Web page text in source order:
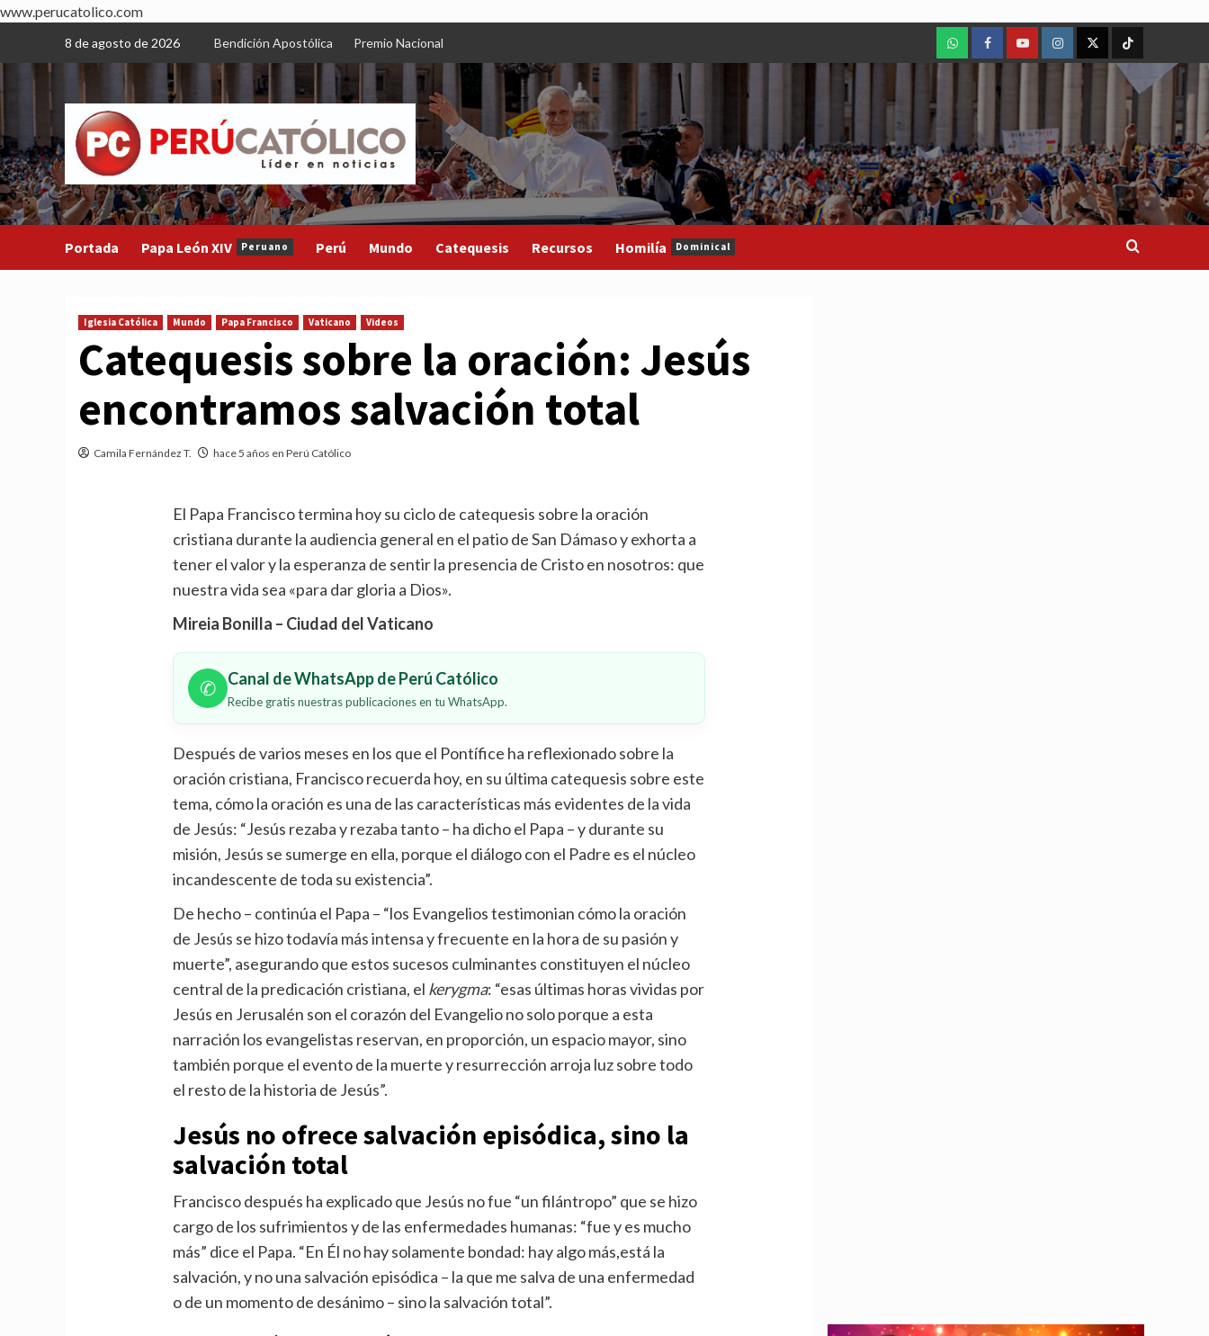
www.perucatolico.com
content
8 de agosto de 2026 Bendición Apostólica Premio Nacional
WhatsAppFacebookYoutubeInstagram
X TikTok
Portada Papa León XIV Peruano Perú Mundo Catequesis Recursos Homilía Dominical
Iglesia Católica Mundo Papa Francisco Vaticano Videos
Catequesis sobre la oración: Jesús
encontramos salvación total
Camila Fernández T. hace 5 años en Perú Católico
El Papa Francisco termina hoy su ciclo de catequesis sobre la oración
cristiana durante la audiencia general en el patio de San Dámaso y exhorta a
tener el valor y la esperanza de sentir la presencia de Cristo en nosotros: que
nuestra vida sea «para dar gloria a Dios».
Mireia Bonilla – Ciudad del Vaticano
✆ Canal de WhatsApp de Perú Católico
Recibe gratis nuestras publicaciones en tu WhatsApp.
Después de varios meses en los que el Pontífice ha reflexionado sobre la
oración cristiana, Francisco recuerda hoy, en su última catequesis sobre este
tema, cómo la oración es una de las características más evidentes de la vida
de Jesús: “Jesús rezaba y rezaba tanto – ha dicho el Papa – y durante su
misión, Jesús se sumerge en ella, porque el diálogo con el Padre es el núcleo
incandescente de toda su existencia”.
De hecho – continúa el Papa – “los Evangelios testimonian cómo la oración
de Jesús se hizo todavía más intensa y frecuente en la hora de su pasión y
muerte”, asegurando que estos sucesos culminantes constituyen el núcleo
central de la predicación cristiana, el kerygma: “esas últimas horas vividas por
Jesús en Jerusalén son el corazón del Evangelio no solo porque a esta
narración los evangelistas reservan, en proporción, un espacio mayor, sino
también porque el evento de la muerte y resurrección arroja luz sobre todo
el resto de la historia de Jesús”.
Jesús no ofrece salvación episódica, sino la
salvación total
Francisco después ha explicado que Jesús no fue “un filántropo” que se hizo
cargo de los sufrimientos y de las enfermedades humanas: “fue y es mucho
más” dice el Papa. “En Él no hay solamente bondad: hay algo más,está la
salvación, y no una salvación episódica – la que me salva de una enfermedad
o de un momento de desánimo – sino la salvación total”.